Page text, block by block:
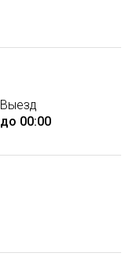
Выезд
до 00:00